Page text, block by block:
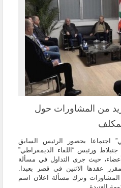
من المشاورات حول
اجتماعا بحضور الرئيس السابق
ورئيس “اللقاء الديمقراطي”
حيث جرى التداول في مسألة
عقدها الاثنين في قصر بعبدا.
المشاورات وترك مسألة اعلان اسم